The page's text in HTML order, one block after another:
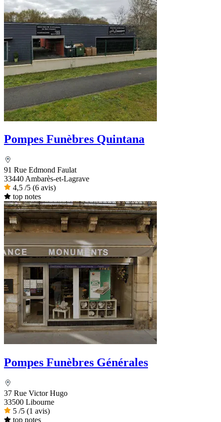
Pompes Funèbres Quintana
91 Rue Edmond Faulat
33440 Ambarès-et-Lagrave
4,5 /5 (6 avis)
top notes
Pompes Funèbres Générales
37 Rue Victor Hugo
33500 Libourne
5 /5 (1 avis)
top notes